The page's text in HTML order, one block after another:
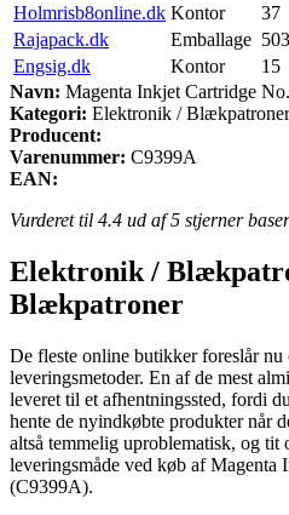
Holmrisb8online.dk Kontor 37
Rajapack.dk
Emballage 503
Engsig.dk
Kontor 15
Navn: Magenta Inkjet Cartridge
Kategori: Elektronik /
Producent:
Varenummer: C9399A
EAN:
Vurderet til 4.4 ud af 5 stjerner
Elektronik /
Blækpatroner
De fleste online butikker foreslår nu
leveringsmetoder. En af de mest
leveret til et afhentningssted, fordi
hente de nyindkøbte produkter når
altså temmelig uproblematisk, og tit
leveringsmåde ved køb af Magenta
(C9399A).